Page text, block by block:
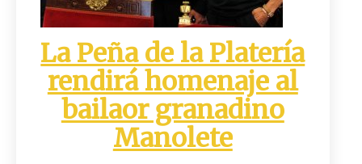
La Peña de la Platería
rendirá homenaje al
bailaor granadino
Manolete